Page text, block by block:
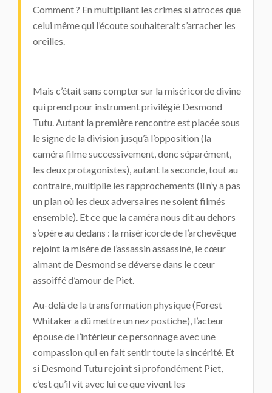
Comment ? En multipliant les crimes si atroces que
celui même qui l’écoute souhaiterait s’arracher les
oreilles.
Mais c’était sans compter sur la miséricorde divine
qui prend pour instrument privilégié Desmond
Tutu. Autant la première rencontre est placée sous
le signe de la division jusqu’à l’opposition (la
caméra filme successivement, donc séparément,
les deux protagonistes), autant la seconde, tout au
contraire, multiplie les rapprochements (il n’y a pas
un plan où les deux adversaires ne soient filmés
ensemble). Et ce que la caméra nous dit au dehors
s’opère au dedans : la miséricorde de l’archevêque
rejoint la misère de l’assassin assassiné, le cœur
aimant de Desmond se déverse dans le cœur
assoiffé d’amour de Piet.
Au-delà de la transformation physique (Forest
Whitaker a dû mettre un nez postiche), l’acteur
épouse de l’intérieur ce personnage avec une
compassion qui en fait sentir toute la sincérité. Et
si Desmond Tutu rejoint si profondément Piet,
c’est qu’il vit avec lui ce que vivent les